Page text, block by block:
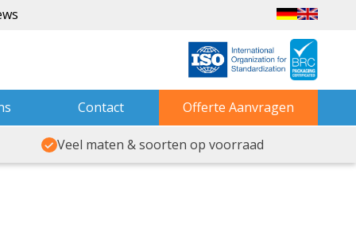
Contact Offerte Aanvragen
Veel maten & soorten op voorraad